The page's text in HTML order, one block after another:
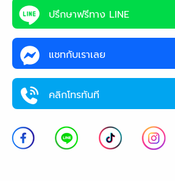
ปรึกษาฟรีทาง LINE
แชทกับเราเลย
คลิกโทรทันที